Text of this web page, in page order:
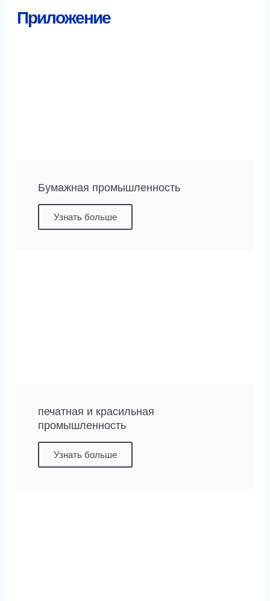
Приложение
Бумажная промышленность
Узнать больше
печатная и красильная
промышленность
Узнать больше